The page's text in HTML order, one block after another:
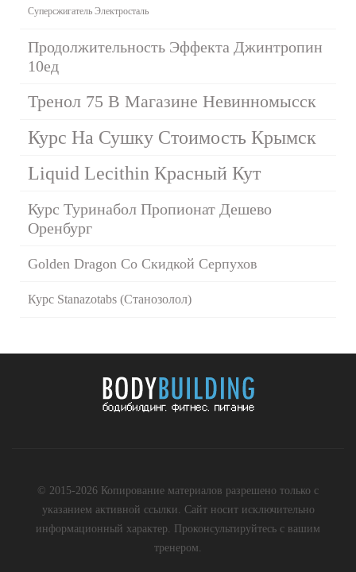
Суперсжигатель Электросталь
Продолжительность Эффекта Джинтропин
10ед
Тренол 75 В Магазине Невинномысск
Курс На Сушку Стоимость Крымск
Liquid Lecithin Красный Кут
Курс Туринабол Пропионат Дешево
Оренбург
Golden Dragon Со Скидкой Серпухов
Курс Stanazotabs (Станозолол)
© 2015-2026 Копирование материалов разрешено только с
указанием активной ссылки. Сайт носит исключительно
информационный характер. Проконсультируйтесь с вашим
тренером.